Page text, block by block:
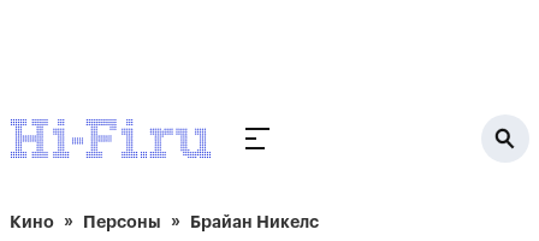
Кино Персоны Брайан Никелс